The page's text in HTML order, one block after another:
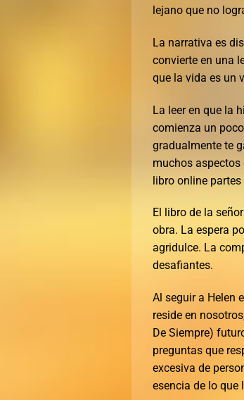
lejano que no
La narrativa es
convierte en una
que la vida es un
La leer en que la
comienza un
gradualmente te
muchos
libro online​
El libro de la
obra. La espera
agridulce. La
desafiantes.
Al seguir a Helen
reside en
De Siempre)
preguntas que
excesiva de
esencia de lo que